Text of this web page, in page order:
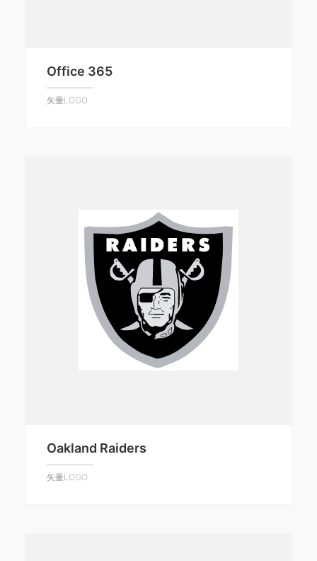
Office 365
矢量LOGO
Oakland Raiders
矢量LOGO